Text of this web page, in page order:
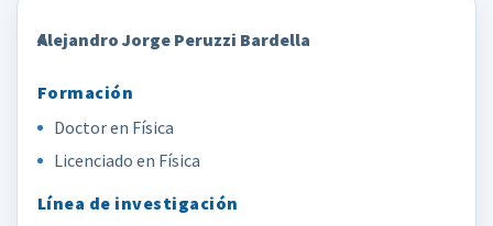
4
Alejandro Jorge Peruzzi Bardella
Doctor en Física
Licenciado en Física